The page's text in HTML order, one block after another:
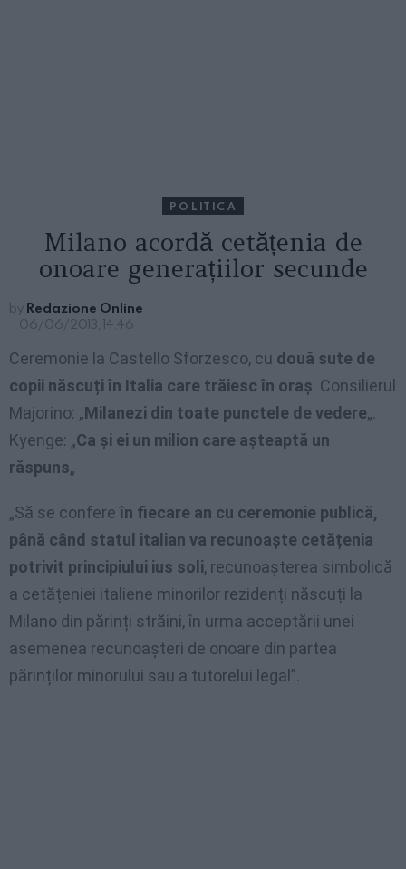
POLITICA
Milano acordă cetățenia de
onoare generațiilor secunde
by Redazione Online
06/06/2013, 14:46
Ceremonie la Castello Sforzesco, cu două sute de
copii născuți în Italia care trăiesc în oraș. Consilierul
Majorino: „Milanezi din toate punctele de vedere„.
Kyenge: „Ca și ei un milion care așteaptă un
răspuns„
„Să se confere în fiecare an cu ceremonie publică,
până când statul italian va recunoaște cetățenia
potrivit principiului ius soli, recunoașterea simbolică
a cetățeniei italiene minorilor rezidenți născuți la
Milano din părinți străini, în urma acceptării unei
asemenea recunoașteri de onoare din partea
părinților minorului sau a tutorelui legal”.